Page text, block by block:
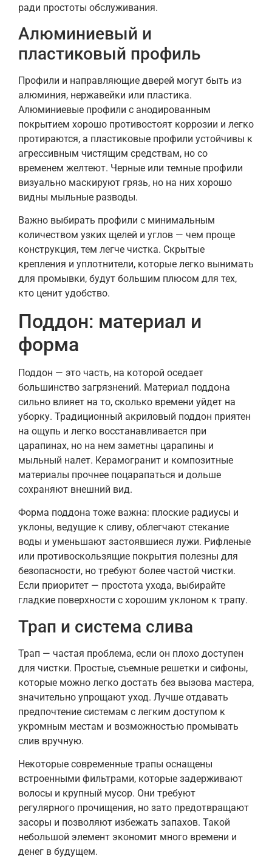
ради простоты обслуживания.
Алюминиевый и
пластиковый профиль
Профили и направляющие дверей могут быть из
алюминия, нержавейки или пластика.
Алюминиевые профили с анодированным
покрытием хорошо противостоят коррозии и легко
протираются, а пластиковые профили устойчивы к
агрессивным чистящим средствам, но со
временем желтеют. Черные или темные профили
визуально маскируют грязь, но на них хорошо
видны мыльные разводы.
Важно выбирать профили с минимальным
количеством узких щелей и углов — чем проще
конструкция, тем легче чистка. Скрытые
крепления и уплотнители, которые легко вынимать
для промывки, будут большим плюсом для тех,
кто ценит удобство.
Поддон: материал и
форма
Поддон — это часть, на которой оседает
большинство загрязнений. Материал поддона
сильно влияет на то, сколько времени уйдет на
уборку. Традиционный акриловый поддон приятен
на ощупь и легко восстанавливается при
царапинах, но на нем заметны царапины и
мыльный налет. Керамогранит и композитные
материалы прочнее поцарапаться и дольше
сохраняют внешний вид.
Форма поддона тоже важна: плоские радиусы и
уклоны, ведущие к сливу, облегчают стекание
воды и уменьшают застоявшиеся лужи. Рифленые
или противоскользящие покрытия полезны для
безопасности, но требуют более частой чистки.
Если приоритет — простота ухода, выбирайте
гладкие поверхности с хорошим уклоном к трапу.
Трап и система слива
Трап — частая проблема, если он плохо доступен
для чистки. Простые, съемные решетки и сифоны,
которые можно легко достать без вызова мастера,
значительно упрощают уход. Лучше отдавать
предпочтение системам с легким доступом к
укромным местам и возможностью промывать
слив вручную.
Некоторые современные трапы оснащены
встроенными фильтрами, которые задерживают
волосы и крупный мусор. Они требуют
регулярного прочищения, но зато предотвращают
засоры и позволяют избежать запахов. Такой
небольшой элемент экономит много времени и
денег в будущем.